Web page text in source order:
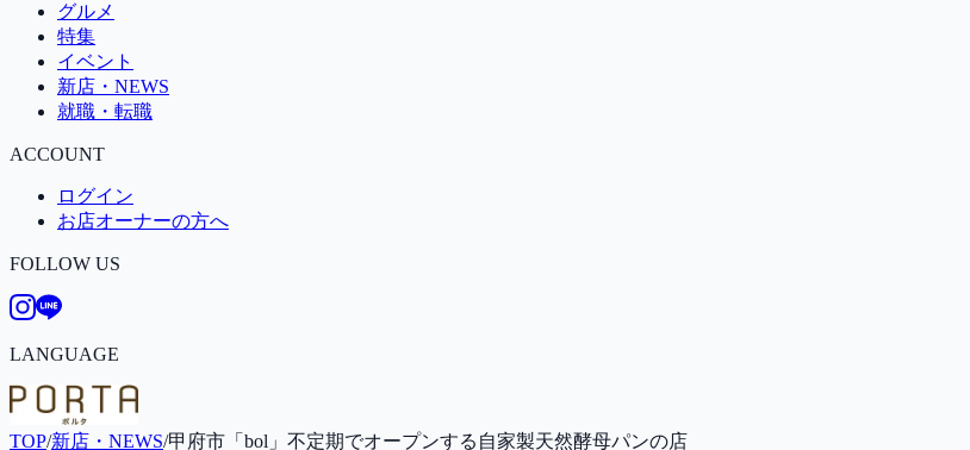
グルメ
特集
イベント
新店・NEWS
就職・転職
ACCOUNT
ログイン
お店オーナーの方へ
FOLLOW US
LANGUAGE
TOP/新店・NEWS/甲府市「bol」不定期でオープンする自家製天然酵母パンの店